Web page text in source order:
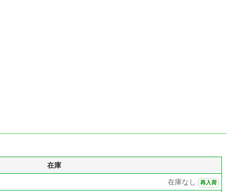
在庫
在庫なし
再入荷